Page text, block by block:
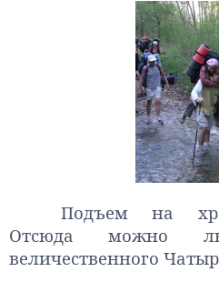
Подъем на
Отсюда можно
величественного